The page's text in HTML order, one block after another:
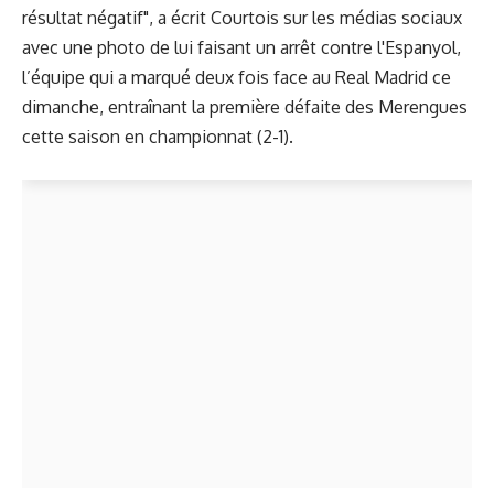
résultat négatif", a écrit Courtois sur les médias sociaux
avec une photo de lui faisant un arrêt contre l'Espanyol,
l’équipe qui a marqué deux fois face au Real Madrid ce
dimanche, entraînant la première défaite des Merengues
cette saison en championnat (2-1).